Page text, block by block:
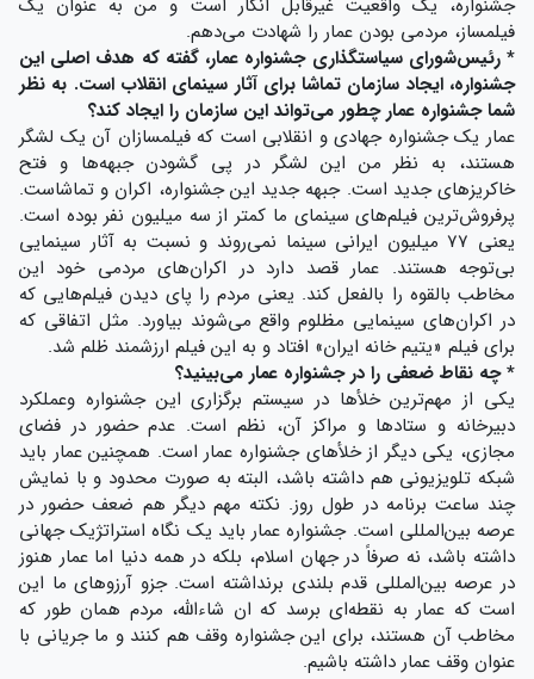
جشنواره، یک واقعیت غیرقابل انکار است و من به عنوان یک
فیلمساز، مردمی بودن عمار را شهادت می‌دهم.
* رئیس‌شورای سیاستگذاری جشنواره عمار، گفته که هدف اصلی این
جشنواره، ایجاد سازمان تماشا برای آثار سینمای انقلاب است. به نظر
شما جشنواره عمار چطور می‌تواند این سازمان را ایجاد کند؟
عمار یک جشنواره جهادی و انقلابی است که فیلمسازان آن یک لشگر
هستند، به نظر من این لشگر در پی گشودن جبهه‌ها و فتح
خاکریزهای جدید است. جبهه جدید این جشنواره، اکران و تماشاست.
پرفروش‌ترین فیلم‌های سینمای ما کمتر از سه میلیون نفر بوده است.
یعنی ۷۷ میلیون ایرانی سینما نمی‌روند و نسبت به آثار سینمایی
بی‌توجه هستند. عمار قصد دارد در اکران‌های مردمی خود این
مخاطب بالقوه را بالفعل کند. یعنی مردم را پای دیدن فیلم‌هایی که
در اکران‌های سینمایی مظلوم واقع می‌شوند بیاورد. مثل اتفاقی که
برای فیلم «یتیم خانه ایران» افتاد و به این فیلم ارزشمند ظلم شد.
* چه نقاط ضعفی را در جشنواره عمار می‌بینید؟
یکی از مهم‌ترین خلأها در سیستم برگزاری این جشنواره وعملکرد
دبیرخانه و ستادها و مراکز آن، نظم است. عدم حضور در فضای
مجازی، یکی دیگر از خلأهای جشنواره عمار است. همچنین عمار باید
شبکه تلویزیونی هم داشته باشد، البته به صورت محدود و با نمایش
چند ساعت برنامه در طول روز. نکته مهم دیگر هم ضعف حضور در
عرصه بین‌المللی است. جشنواره عمار باید یک نگاه استراتژیک جهانی
داشته باشد، نه صرفاً در جهان اسلام، بلکه در همه دنیا اما عمار هنوز
در عرصه بین‌المللی قدم بلندی برنداشته است. جزو آرزوهای ما این
است که عمار به نقطه‌ای برسد که ان شاءالله، مردم همان طور که
مخاطب آن هستند، برای این جشنواره وقف هم کنند و ما جریانی با
عنوان وقف عمار داشته باشیم.